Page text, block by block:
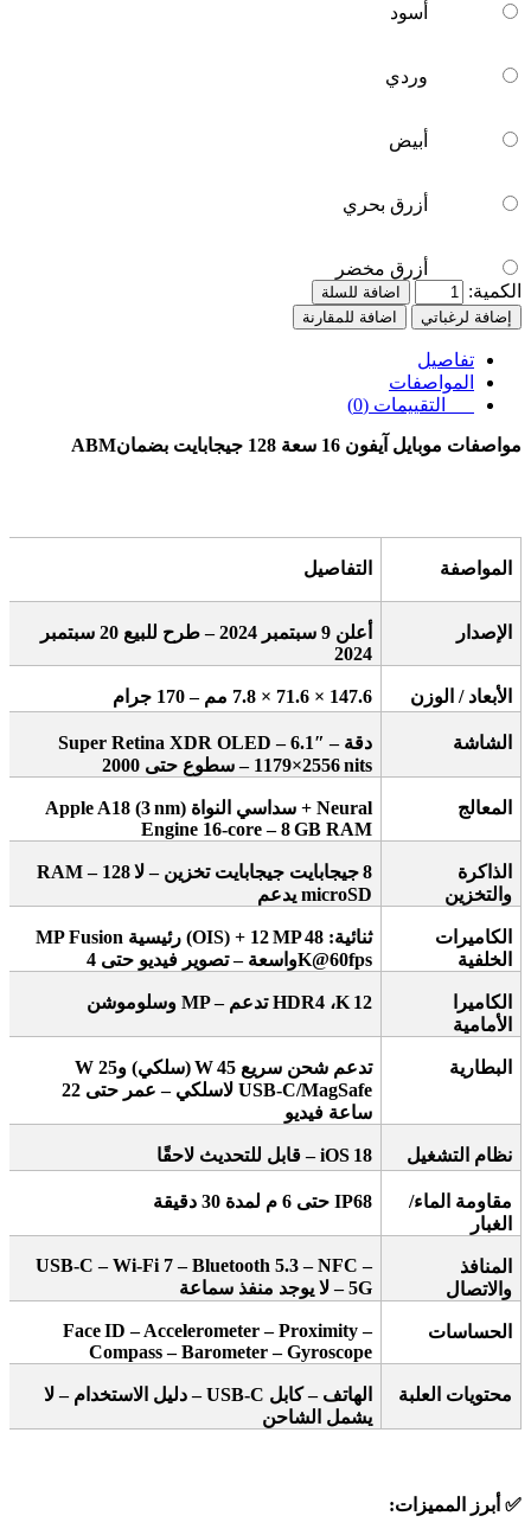
أسود
وردي
أبيض
أزرق بحري
أزرق مخضر
الكمية:
اضافة للسلة
إضافة لرغباتي
اضافة للمقارنة
تفاصيل
المواصفات
التقييمات (0)
مواصفات موبايل آيفون 16 سعة 128 جيجابايت
بضمانABM
المواصفة التفاصيل
الإصدار
أعلن 9 سبتمبر 2024 – طرح للبيع 20 سبتمبر
2024
الأبعاد / الوزن 147.6 × 71.6 × 7.8 مم – 170 جرام
الشاشة Super Retina XDR OLED – 6.1″ – دقة
2556×1179 – سطوع حتى 2000nits
المعالج Apple A18 (3nm) سداسي النواة+ Neural
Engine 16‑core – 8GB RAM
الذاكرة
والتخزين
8جيجابايت RAM – 128جيجابايت تخزين – لا
يدعمmicroSD
الكاميرات
الخلفية
ثنائية: 48 MP Fusion رئيسية(OIS) + 12MP
واسعة – تصوير فيديو حتى 4K@60fps
الكاميرا
الأمامية
12
MP – تدعمHDR ، 4K وسلوموشن
البطارية تدعم شحن سريع 45 W (سلكي) و25W
لاسلكيUSB‑C/MagSafe –
عمر حتى 22
ساعة فيديو
نظام التشغيل iOS 18 – قابل للتحديث لاحقًا
مقاومة الماء/
الغبار
IP68 حتى 6 م لمدة 30 دقيقة
المنافذ
والاتصال
USB‑C – Wi‑Fi 7 – Bluetooth 5.3 – NFC –
5G –
لا يوجد منفذ سماعة
الحساسات FaceID – Accelerometer – Proximity –
Compass – Barometer – Gyroscope
محتويات العلبة الهاتف – كابل
دليل الاستخدام – لا
يشمل الشاحن
✅ أبرز المميزات: